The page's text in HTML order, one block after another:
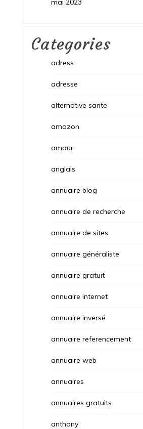
mai 2023
Categories
adress
adresse
alternative sante
amazon
amour
anglais
annuaire blog
annuaire de recherche
annuaire de sites
annuaire généraliste
annuaire gratuit
annuaire internet
annuaire inversé
annuaire referencement
annuaire web
annuaires
annuaires gratuits
anthony